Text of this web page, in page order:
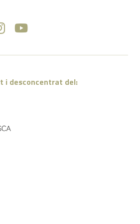
i desconcentrat del: